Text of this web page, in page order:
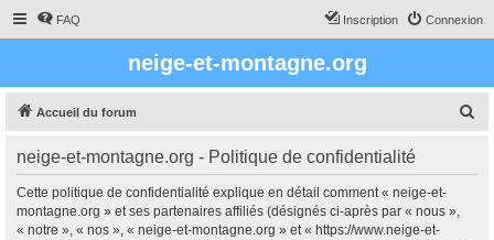
FAQ Connexion
Inscription
neige-et-montagne.org
Accueil du forum
neige-et-montagne.org - Politique de confidentialité
Cette politique de confidentialité explique en détail comment « neige-et-
montagne.org » et ses partenaires affiliés (désignés ci-après par « nous »,
« notre », « nos », « neige-et-montagne.org » et « https://www.neige-et-